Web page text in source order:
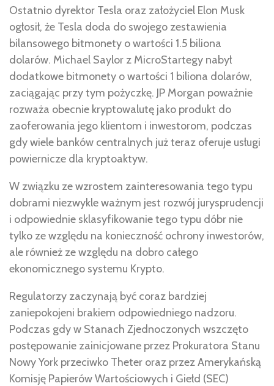
Ostatnio dyrektor Tesla oraz założyciel Elon Musk
ogłosił, że Tesla doda do swojego zestawienia
bilansowego bitmonety o wartości 1.5 biliona
dolarów. Michael Saylor z MicroStartegy nabył
dodatkowe bitmonety o wartości 1 biliona dolarów,
zaciągając przy tym pożyczkę. JP Morgan poważnie
rozważa obecnie kryptowalutę jako produkt do
zaoferowania jego klientom i inwestorom, podczas
gdy wiele banków centralnych już teraz oferuje usługi
powiernicze dla kryptoaktyw.
W związku ze wzrostem zainteresowania tego typu
dobrami niezwykle ważnym jest rozwój jurysprudencji
i odpowiednie sklasyfikowanie tego typu dóbr nie
tylko ze względu na konieczność ochrony inwestorów,
ale również ze względu na dobro całego
ekonomicznego systemu Krypto.
Regulatorzy zaczynają być coraz bardziej
zaniepokojeni brakiem odpowiedniego nadzoru.
Podczas gdy w Stanach Zjednoczonych wszczęto
postępowanie zainicjowane przez Prokuratora Stanu
Nowy York przeciwko Theter oraz przez Amerykańską
Komisję Papierów Wartościowych i Giełd (SEC)